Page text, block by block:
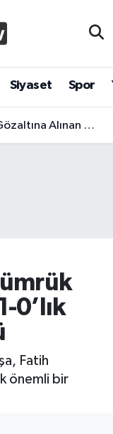
Siyaset Spor
İlkay Çiçek İçin Kesin İhraç Talebi!
0’lık
Fatih
önemli bir